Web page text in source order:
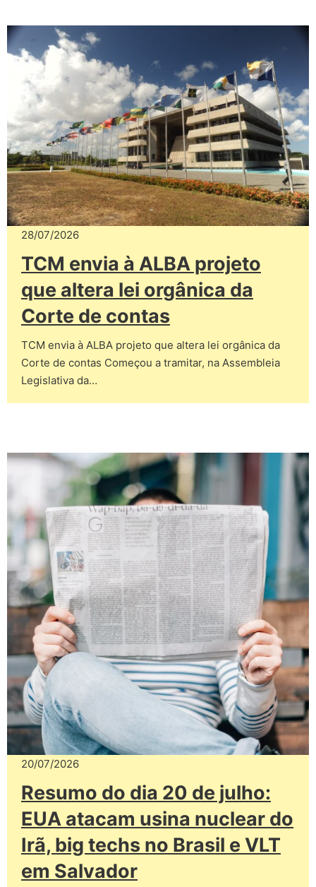
28/07/2026
TCM envia à ALBA projeto
que altera lei orgânica da
Corte de contas
TCM envia à ALBA projeto que altera lei orgânica da
Corte de contas Começou a tramitar, na Assembleia
Legislativa da…
20/07/2026
Resumo do dia 20 de julho:
EUA atacam usina nuclear do
Irã, big techs no Brasil e VLT
em Salvador